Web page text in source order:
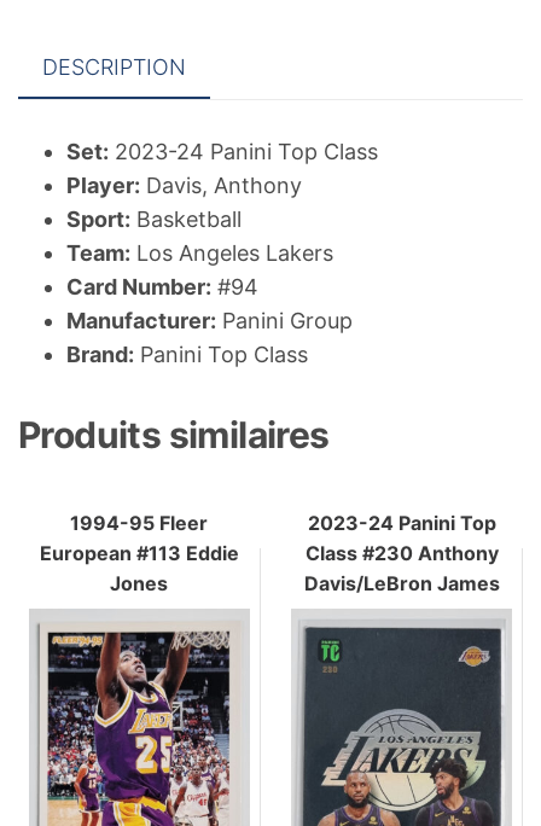
DESCRIPTION
Set: 2023-24 Panini Top Class
Player: Davis, Anthony
Sport: Basketball
Team: Los Angeles Lakers
Card Number: #94
Manufacturer: Panini Group
Brand: Panini Top Class
Produits similaires
1994-95 Fleer
European #113 Eddie
Jones
2023-24 Panini Top
Class #230 Anthony
Davis/LeBron James